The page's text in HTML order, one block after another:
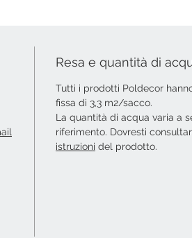
Resa e quantità di
Tutti i prodotti Poldecor
fissa di 3,3 m2/sacco.
La quantità di acqua varia a
riferimento. Dovresti
istruzioni del prodotto.